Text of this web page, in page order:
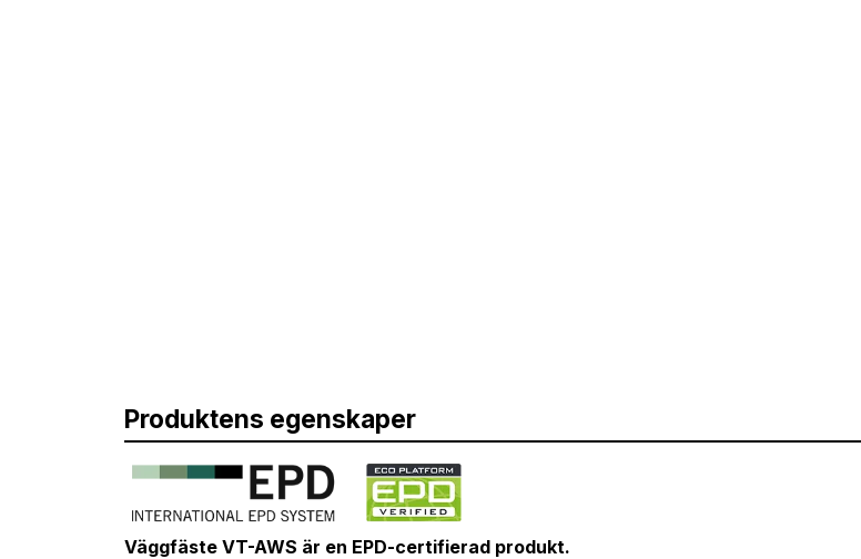
Produktens egenskaper
Väggfäste VT-AWS är en EPD-certifierad produkt.